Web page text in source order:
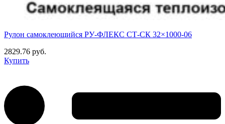
Рулон самоклеющийся РУ-ФЛЕКС СТ-СК 32×1000-06
2829.76 руб.
Купить